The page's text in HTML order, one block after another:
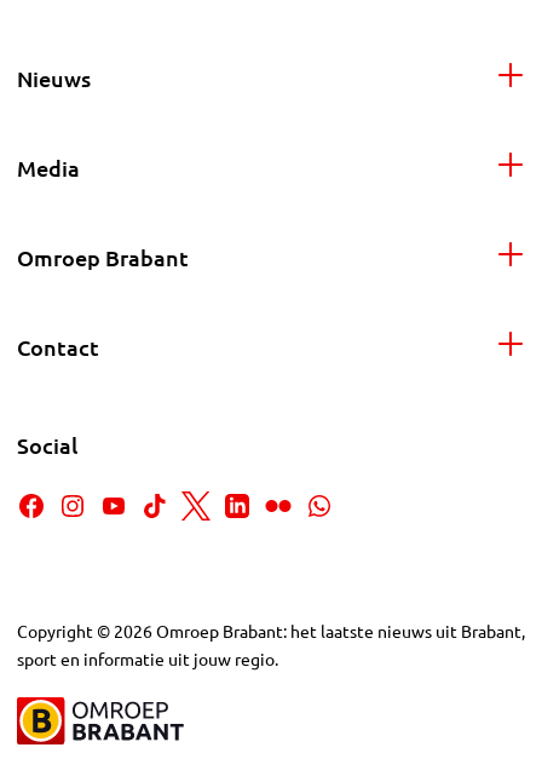
Nieuws
Media
Omroep Brabant
Contact
Social
Copyright © 2026Omroep Brabant: het laatste nieuws uit Brabant,
sport en informatie uit jouw regio.